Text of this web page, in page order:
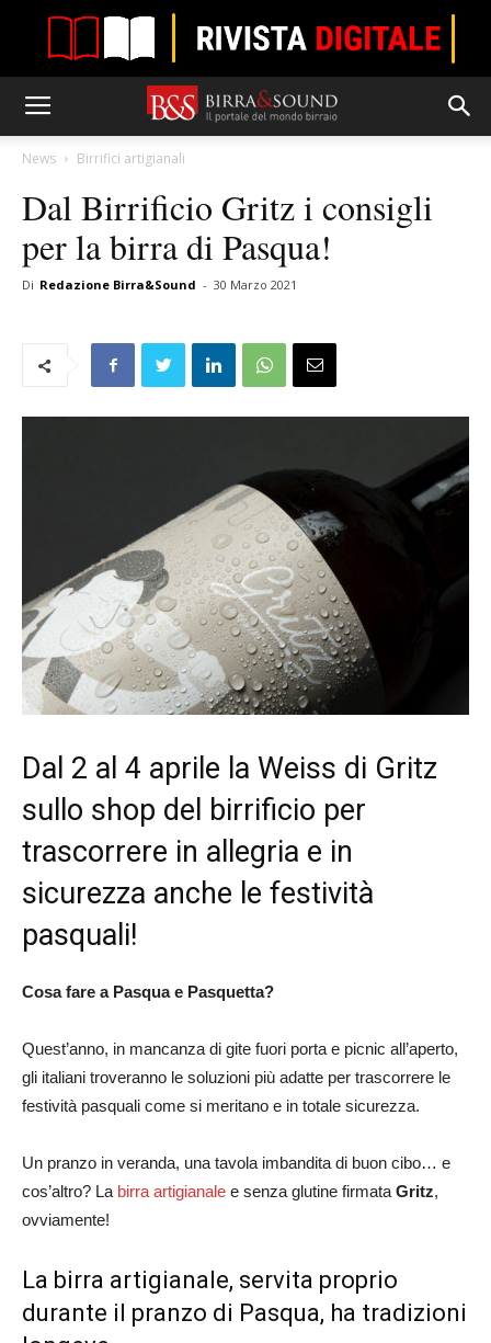
News Birrifici artigianali
Dal Birrificio Gritz i consigli
per la birra di Pasqua!
Di Redazione Birra&Sound - 30 Marzo 2021
Dal 2 al 4 aprile la Weiss di Gritz
sullo shop del birrificio per
trascorrere in allegria e in
sicurezza anche le festività
pasquali!
Cosa fare a Pasqua e Pasquetta?
Quest’anno, in mancanza di gite fuori porta e picnic all’aperto,
gli italiani troveranno le soluzioni più adatte per trascorrere le
festività pasquali come si meritano e in totale sicurezza.
Un pranzo in veranda, una tavola imbandita di buon cibo… e
cos’altro? La birra artigianale e senza glutine firmata Gritz,
ovviamente!
La birra artigianale, servita proprio
durante il pranzo di Pasqua, ha tradizioni